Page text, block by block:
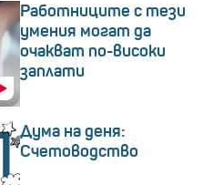
Работниците с тези
умения могат да
очакват по-високи
заплати
Дума на деня:
Счетоводство